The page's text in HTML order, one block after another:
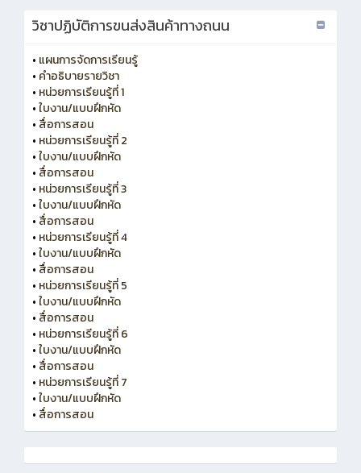
วิชาปฏิบัติการขนส่งสินค้าทางถนน
• แผนการจัดการเรียนรู้
• คำอธิบายรายวิชา
• หน่วยการเรียนรู้ที่ 1
•ใบงาน/แบบฝึกหัด
• สื่อการสอน
• หน่วยการเรียนรู้ที่ 2
•ใบงาน/แบบฝึกหัด
• สื่อการสอน
• หน่วยการเรียนรู้ที่ 3
•ใบงาน/แบบฝึกหัด
• สื่อการสอน
• หน่วยการเรียนรู้ที่ 4
•ใบงาน/แบบฝึกหัด
• สื่อการสอน
• หน่วยการเรียนรู้ที่ 5
•ใบงาน/แบบฝึกหัด
• สื่อการสอน
• หน่วยการเรียนรู้ที่ 6
•ใบงาน/แบบฝึกหัด
• สื่อการสอน
• หน่วยการเรียนรู้ที่ 7
•ใบงาน/แบบฝึกหัด
• สื่อการสอน